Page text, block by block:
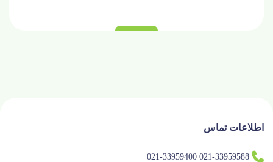
اطلاعات تماس
021-33959588 021-33959400